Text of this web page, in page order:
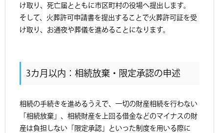
け取り、死亡届とともに市区町村の役場へ提出します。
そして、火葬許可申請書を提出することで火葬許可証を受
け取り、お通夜や葬儀を進めることになります。
3カ月以内：相続放棄・限定承認の申述
相続の手続きを進めるうえで、一切の財産相続を行わない
「相続放棄」、相続財産を上回る借金などのマイナスの財
産は負担しない「限定承認」といった制度を用いる際に